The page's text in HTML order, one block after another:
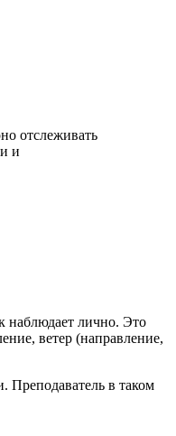
отслеживать
и
наблюдает лично. Это
ветер (направление,
Преподаватель в таком